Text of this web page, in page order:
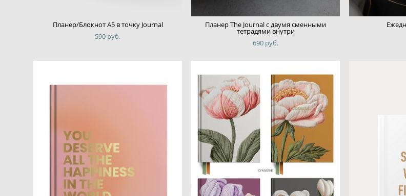
Планер/Блокнот А5 в точку Journal
590 pуб.
Планер The Journal с двумя сменными
тетрадями внутри
690 pуб.